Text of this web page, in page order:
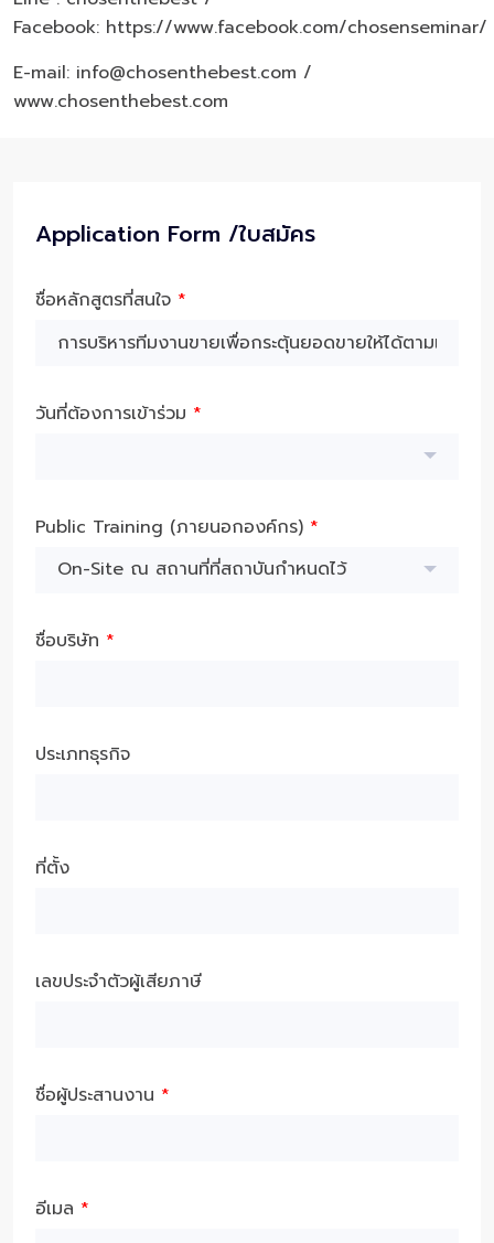
Facebook: https://www.facebook.com/chosenseminar/
E-mail: info@chosenthebest.com /
www.chosenthebest.com
Application Form /ใบสมัคร
ชื่อหลักสูตรที่สนใจ *
วันที่ต้องการเข้าร่วม *
Public Training (ภายนอกองค์กร) *
On-Site ณ สถานที่ที่สถาบันกำหนดไว้
ชื่อบริษัท *
ประเภทธุรกิจ
ที่ตั้ง
เลขประจำตัวผู้เสียภาษี
ชื่อผู้ประสานงาน *
อีเมล *